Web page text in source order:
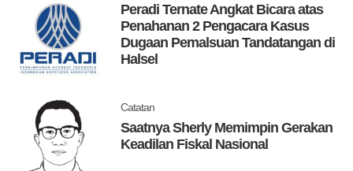
Peradi Ternate Angkat Bicara atas
Penahanan 2 Pengacara Kasus
Dugaan Pemalsuan Tandatangan di
Halsel
Catatan
Saatnya Sherly Memimpin Gerakan
Keadilan Fiskal Nasional